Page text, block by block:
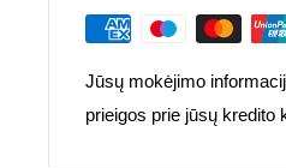
Jūsų mokėjimo
prieigos prie jūsų kredito